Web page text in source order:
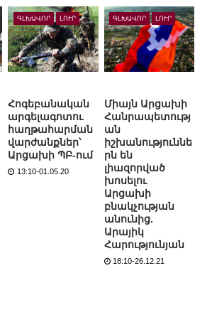
ԳԼԽԱՎՈՐ ԼՈՒՐ
Հոգեբանական
արգելագոտու
հաղթահարման
վարժանքներ՝
Արցախի ՊԲ-ում
13:10-01.05.20
ԳԼԽԱՎՈՐ ԼՈՒՐ
Միայն Արցախի
Հանրապետությ
ան
իշխանություննե
րն են
լիազորված
խոսելու
Արցախի
բնակչության
անունից.
Արայիկ
Հարությունյան
18:10-26.12.21